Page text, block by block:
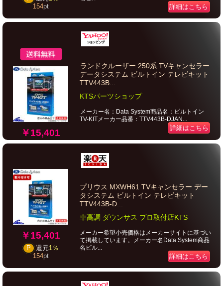
154pt 詳細はこちら
￥15,401
ランドクルーザー 250系 TVキャンセラー
データシステム ビルトイン テレビキット
TTV443B...
KTSパーツショップ
メーカー名：Data System商品名：ビルトイン
TV-KITメーカー品番：TTV443B-DJAN...
詳細はこちら
￥15,401
P 還元1％
154pt
プリウス MXWH61 TVキャンセラー デー
タシステム ビルトイン テレビキット
TTV443B-D...
車高調 ダウンサス プロ取付店KTS
メーカー希望小売価格はメーカーサイトに基づい
て掲載しています。メーカー名Data System商品
名ビル...
詳細はこちら